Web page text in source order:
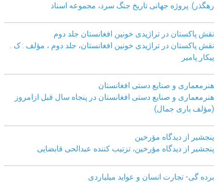
رهگذر). پروژه جهانی تاریخ جنگ سرد، مجموعه اسناد
نقش پاکستان در تراژیدی خونین افغانستان جلد دوم
نقش پاکستان در تراژیدی خونین افغانستان، جلد دوم ، مؤلف : ک .
پیکار پامیر
هنرمعماری و صنایع دستی افغانستان
هنرمعماری و صنایع دستی افغانستان در پنجاه سال قبل ازامروز
(مؤلف باری جمال)
پنجشیر از دیدگاه مؤرخین
پنجشیر از دیدگاه مؤرخین، تزتیب کننده عبدالحی قابضايی
برده گی- تجارت انسان و عواید میلیاردی